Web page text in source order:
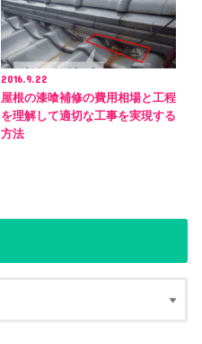
2016.9.22
屋根の漆喰補修の費用相場と工程
を理解して適切な工事を実現する
方法